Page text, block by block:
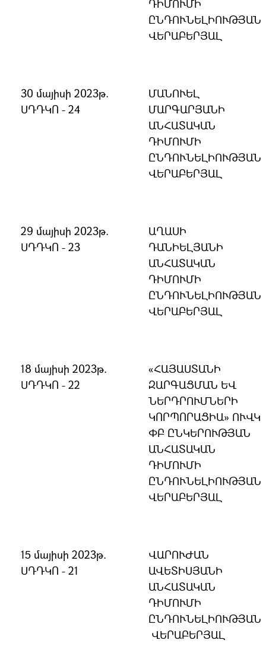
ԴԻՄՈՒՄԻ
ԸՆԴՈՒՆԵԼԻՈՒԹՅԱՆ
ՎԵՐԱԲԵՐՅԱԼ
30 մայիսի 2023թ.
ՍԴԴԿՈ - 24
ՄԱՆՈՒԵԼ
ՄԱՐԳԱՐՅԱՆԻ
ԱՆՀԱՏԱԿԱՆ
ԴԻՄՈՒՄԻ
ԸՆԴՈՒՆԵԼԻՈՒԹՅԱՆ
ՎԵՐԱԲԵՐՅԱԼ
29 մայիսի 2023թ.
ՍԴԴԿՈ - 23
ԱՂԱՍԻ
ԴԱՆԻԵԼՅԱՆԻ
ԱՆՀԱՏԱԿԱՆ
ԴԻՄՈՒՄԻ
ԸՆԴՈՒՆԵԼԻՈՒԹՅԱՆ
ՎԵՐԱԲԵՐՅԱԼ
18 մայիսի 2023թ.
ՍԴԴԿՈ - 22
«ՀԱՅԱՍՏԱՆԻ
ԶԱՐԳԱՑՄԱՆ ԵՎ
ՆԵՐԴՐՈՒՄՆԵՐԻ
ԿՈՐՊՈՐԱՑԻԱ» ՈՒՎԿ
ՓԲ ԸՆԿԵՐՈՒԹՅԱՆ
ԱՆՀԱՏԱԿԱՆ
ԴԻՄՈՒՄԻ
ԸՆԴՈՒՆԵԼԻՈՒԹՅԱՆ
ՎԵՐԱԲԵՐՅԱԼ
15 մայիսի 2023թ.
ՍԴԴԿՈ - 21
ՎԱՐՈՒԺԱՆ
ԱՎԵՏԻՍՅԱՆԻ
ԱՆՀԱՏԱԿԱՆ
ԴԻՄՈՒՄԻ
ԸՆԴՈՒՆԵԼԻՈՒԹՅԱՆ
ՎԵՐԱԲԵՐՅԱԼ